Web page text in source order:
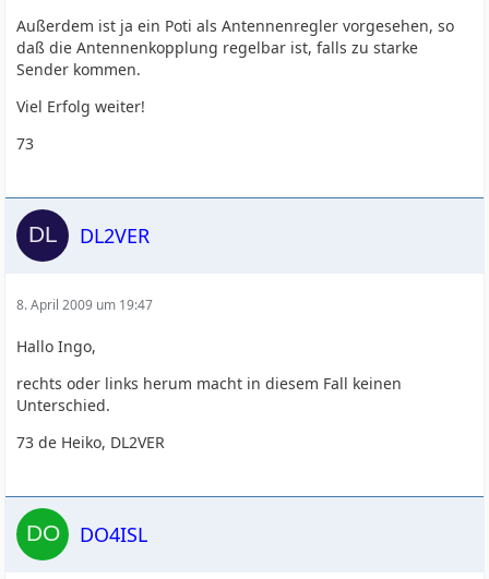
Außerdem ist ja ein Poti als Antennenregler vorgesehen, so
daß die Antennenkopplung regelbar ist, falls zu starke
Sender kommen.
Viel Erfolg weiter!
73
DL2VER
8. April 2009 um 19:47
Hallo Ingo,
rechts oder links herum macht in diesem Fall keinen
Unterschied.
73 de Heiko, DL2VER
DO4ISL